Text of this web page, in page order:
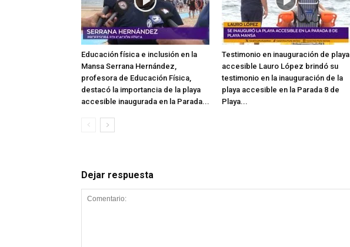
Educación física e inclusión en la
Mansa Serrana Hernández,
profesora de Educación Física,
destacó la importancia de la playa
accesible inaugurada en la Parada...
Testimonio en inauguración de playa
accesible Lauro López brindó su
testimonio en la inauguración de la
playa accesible en la Parada 8 de
Playa...
Dejar respuesta